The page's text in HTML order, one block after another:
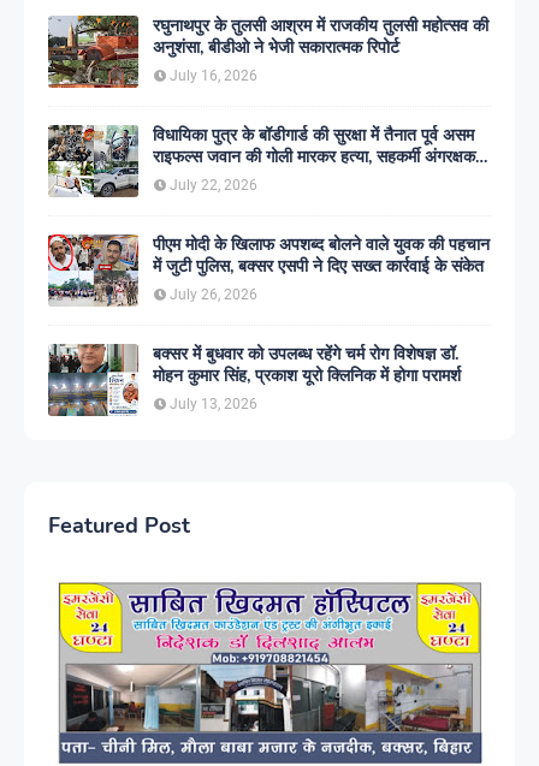
रघुनाथपुर के तुलसी आश्रम में राजकीय तुलसी महोत्सव की
अनुशंसा, बीडीओ ने भेजी सकारात्मक रिपोर्ट
July 16, 2026
विधायिका पुत्र के बॉडीगार्ड की सुरक्षा में तैनात पूर्व असम
राइफल्स जवान की गोली मारकर हत्या, सहकर्मी अंगरक्षक
गिरफ्तार
July 22, 2026
पीएम मोदी के खिलाफ अपशब्द बोलने वाले युवक की पहचान
में जुटी पुलिस, बक्सर एसपी ने दिए सख्त कार्रवाई के संकेत
July 26, 2026
बक्सर में बुधवार को उपलब्ध रहेंगे चर्म रोग विशेषज्ञ डॉ.
मोहन कुमार सिंह, प्रकाश यूरो क्लिनिक में होगा परामर्श
July 13, 2026
Featured Post